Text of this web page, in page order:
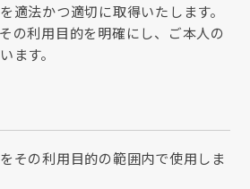
適法かつ適切に取得いたします。
の利用目的を明確にし、ご本人の
ます。
その利用目的の範囲内で使用しま